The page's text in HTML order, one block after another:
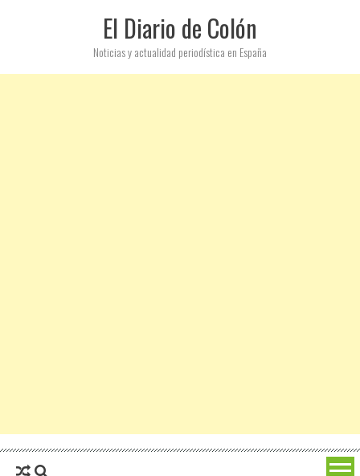
El Diario de Colón
Noticias y actualidad periodística en España